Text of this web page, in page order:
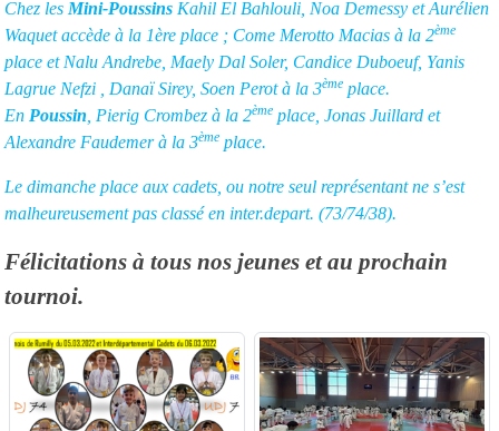
Chez les Mini-Poussins Kahil El Bahlouli, Noa Demessy et Aurélien
Waquet accède à la 1ère place ; Come Merotto Macias à la 2ème
place et Nalu Andrebe, Maely Dal Soler, Candice Duboeuf, Yanis
Lagrue Nefzi , Danaï Sirey, Soen Perot à la 3ème place.
En Poussin , Pierig Crombez à la 2ème place, Jonas Juillard et
Alexandre Faudemer à la 3ème place.
Le dimanche place aux cadets, ou notre seul représentant ne s’est
malheureusement pas classé en inter.depart. (73/74/38).
Félicitations à tous nos jeunes et au prochain
tournoi.